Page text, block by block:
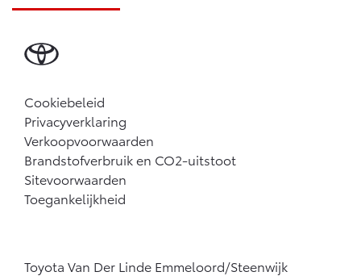
Cookiebeleid
Privacyverklaring
Verkoopvoorwaarden
Brandstofverbruik en CO2-uitstoot
Sitevoorwaarden
Toegankelijkheid
Toyota Van Der Linde Emmeloord/Steenwijk